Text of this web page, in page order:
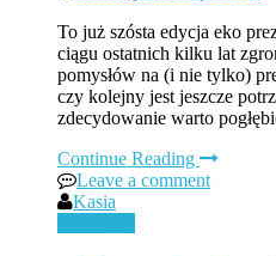
To już szósta edycja eko
ciągu ostatnich kilku lat
pomysłów na (i nie tylko)
czy kolejny jest jeszcze
zdecydowanie warto
Continue Reading
Leave a comment
Kasia